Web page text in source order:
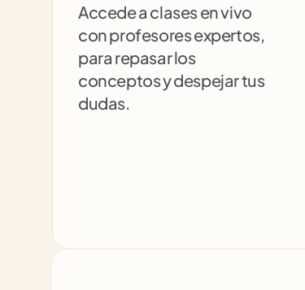
Accede a clases en vivo
con profesores expertos,
para repasar los
conceptos y despejar tus
dudas.